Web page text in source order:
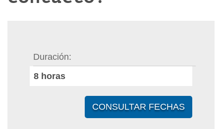
Duración
8 horas
CONSULTAR FECHAS